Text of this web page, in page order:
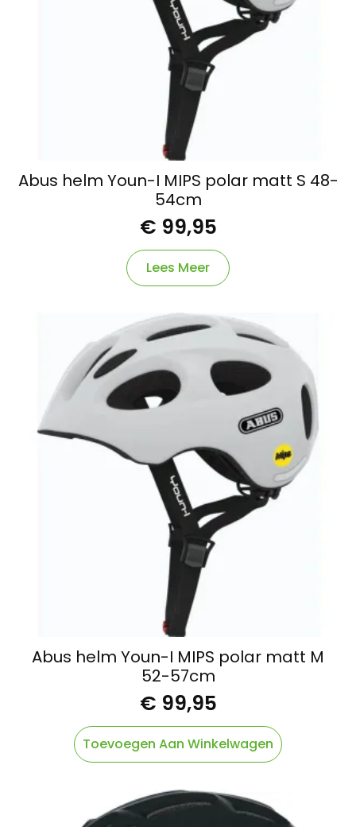
Abus helm Youn-I MIPS polar matt S 48-
54cm
€ 99,95
Lees Meer
Abus helm Youn-I MIPS polar matt M
52-57cm
€ 99,95
Toevoegen Aan Winkelwagen